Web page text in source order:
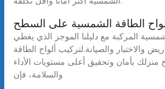
الطاقة الشمسية على السطح
المركبة مع دليلنا الموجز الذي يغطي
والاختبار والصيانة.لتركيب ألواح الطاقة
بأمان وتحقيق أعلى مستويات الأداء
والسلامة، فإن